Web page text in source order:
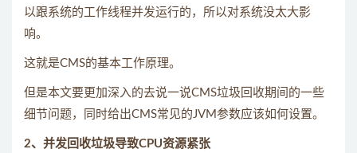
以跟系统的工作线程并发运行的，所以对系统没太大影
响。
这就是CMS的基本工作原理。
但是本文要更加深入的去说一说CMS垃圾回收期间的一些
细节问题，同时给出CMS常见的JVM参数应该如何设置。
2、并发回收垃圾导致CPU资源紧张